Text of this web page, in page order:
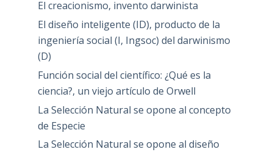
El creacionismo, invento darwinista
El diseño inteligente (ID), producto de la
ingeniería social (I, Ingsoc) del darwinismo
(D)
Función social del científico: ¿Qué es la
ciencia?, un viejo artículo de Orwell
La Selección Natural se opone al concepto
de Especie
La Selección Natural se opone al diseño